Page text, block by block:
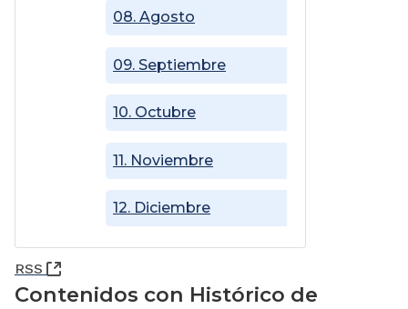
08. Agosto
09. Septiembre
10. Octubre
11. Noviembre
12. Diciembre
RSS (Abre una nueva ventana)
Contenidos con Histórico de